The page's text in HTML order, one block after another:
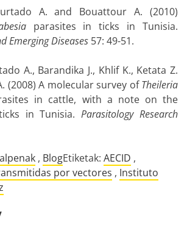
A. and Bouattour A. (2010)
parasites in ticks in Tunisia.
Emerging Diseases 57: 49-51.
A., Barandika J., Khlif K., Ketata Z.
(2008) A molecular survey ofTheileria
in cattle, with a note on the
in Tunisia.Parasitology Research
, BlogEtiketak: AECID ,
por vectores , Instituto